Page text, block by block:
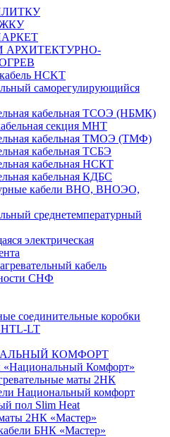
НCKТ
саморегулирующийся
кабельная ТСОЭ (НБМК)
секция МНТ
кабельная ТМОЭ (ТМФ)
кабельная ТСБЭ
кабельная НСКТ
кабельная КДБС
кабели ВНО, ВНОЭО,
среднетемпературный
электрическая
кабель
СНФ
соединительные коробки
LT
КОМФОРТ
«Национальный Комфорт»
маты 2НК
Национальный комфорт
пол Slim Heat
2НК «Мастер»
БНК «Мастер»